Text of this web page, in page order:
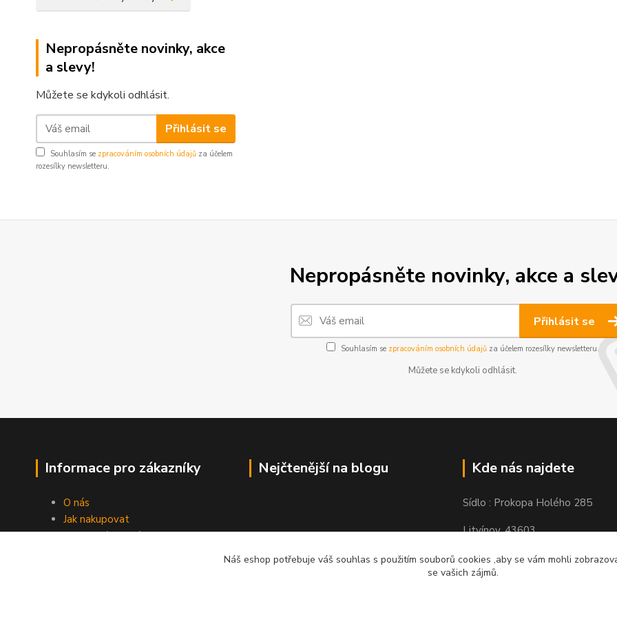
Nepropásněte novinky, akce
a slevy!
Můžete se kdykoli odhlásit.
Přihlásit se
Souhlasím se zpracováním osobních údajů za účelem
rozesílky newsletteru.
Nepropásněte novinky, akce a
Přihlásit se
Souhlasím se zpracováním osobních údajů za účelem rozesílky newsletteru.
Můžete se kdykoli odhlásit.
Informace pro zákazníky
O nás
Jak nakupovat
Obchodní podmínky
Nejčtenější na blogu Kde nás najdete
Sídlo : Prokopa Holého 285
Litvínov, 43603
Výdejní místo: Chudeřínská 109
Náš eshop potřebuje váš souhlas s použitím souborů cookies ,aby se vám mohli
se vašich zájmů.